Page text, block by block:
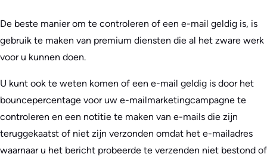
De beste manier om te controleren of een e-mail geldig is, is
gebruik te maken van premium diensten die al het zware werk
voor u kunnen doen.
U kunt ook te weten komen of een e-mail geldig is door het
bouncepercentage voor uw e-mailmarketingcampagne te
controleren en een notitie te maken van e-mails die zijn
teruggekaatst of niet zijn verzonden omdat het e-mailadres
waarnaar u het bericht probeerde te verzenden niet bestond of